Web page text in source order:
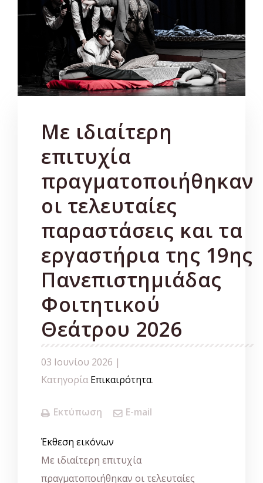
Με ιδιαίτερη
επιτυχία
πραγματοποιήθηκαν
οι τελευταίες
παραστάσεις και τα
εργαστήρια της 19ης
Πανεπιστημιάδας
Φοιτητικού
Θεάτρου 2026
03 Ιουνίου 2026 |
Κατηγορία Επικαιρότητα.
Εκτύπωση E-mail
Έκθεση εικόνων
Με ιδιαίτερη επιτυχία
πραγματοποιήθηκαν οι τελευταίες